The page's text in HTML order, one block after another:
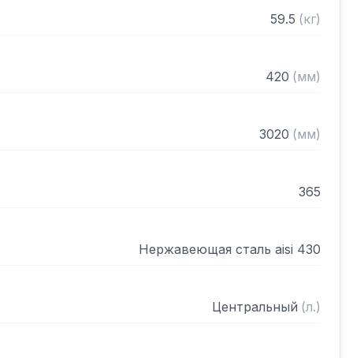
(жироуловителями)
59.5 (кг)
420 (мм)
3020 (мм)
365
Нержавеющая сталь aisi 430
Центральный (л.)